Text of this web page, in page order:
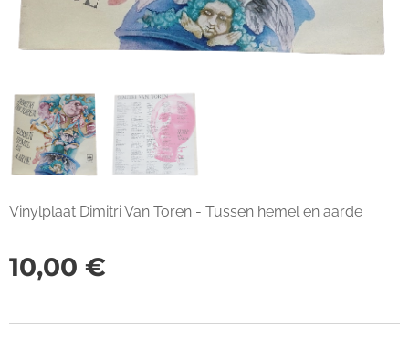
Vinylplaat Dimitri Van Toren - Tussen hemel en aarde
10,00 €